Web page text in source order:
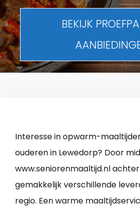
BEKIJK
Interesse in opwarm-
ouderen in Lewedorp? Door
www.seniorenmaaltijd.nl
gemakkelijk verschillende
regio. Een warme